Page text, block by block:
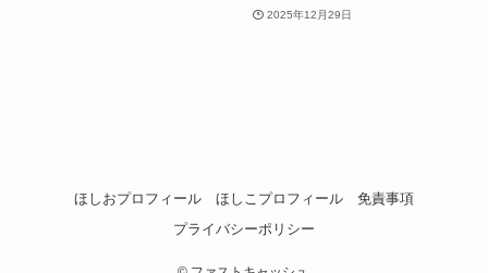
2025年12月29日
ほしおプロフィール ほしこプロフィール
免責事項
プライバシーポリシー